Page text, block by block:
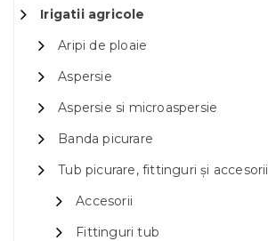
Irigatii agricole
Aripi de ploaie
Aspersie
Aspersie si microaspersie
Banda picurare
Tub picurare, fittinguri și accesorii
Accesorii
Fittinguri tub